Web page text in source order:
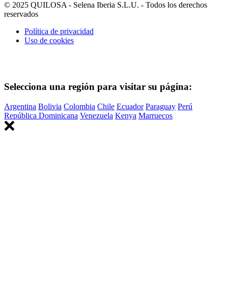
© 2025 QUILOSA - Selena Iberia S.L.U. - Todos los derechos
reservados
Política de privacidad
Uso de cookies
Selecciona una región para visitar su página:
Argentina Bolivia Colombia Chile Ecuador Paraguay Perú
República Dominicana Venezuela Kenya Marruecos